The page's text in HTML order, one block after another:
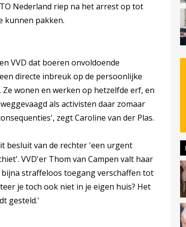
Nederland riep na het arrest op tot
kunnen pakken.
VVD dat boeren onvoldoende
directe inbreuk op de persoonlijke
wonen en werken op hetzelfde erf, en
als activisten daar zomaar
zegt Caroline van der Plas.
besluit van de rechter 'een urgent
VVD'er Thom van Campen valt haar
straffeloos toegang verschaffen tot
je toch ook niet in je eigen huis? Het
gesteld.'